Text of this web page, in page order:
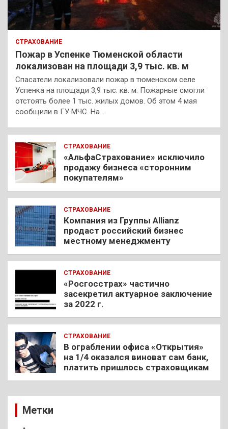
СТРАХОВАНИЕ
Пожар в Успенке Тюменской области
локализован на площади 3,9 тыс. кв. м
Спасатели локализовали пожар в тюменском селе
Успенка на площади 3,9 тыс. кв. м. Пожарные смогли
отстоять более 1 тыс. жилых домов. Об этом 4 мая
сообщили в ГУ МЧС. На…
СТРАХОВАНИЕ
«АльфаСтрахование» исключило
продажу бизнеса «сторонним
покупателям»
СТРАХОВАНИЕ
Компания из Группы Allianz
продаст российский бизнес
местному менеджменту
СТРАХОВАНИЕ
«Росгосстрах» частично
засекретил актуарное заключение
за 2022 г.
СТРАХОВАНИЕ
В ограблении офиса «Открытия»
на 1/4 оказался виноват сам банк,
платить пришлось страховщикам
Метки